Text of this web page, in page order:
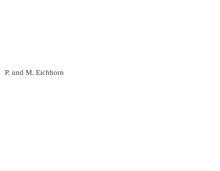
P. und M. Eichhorn